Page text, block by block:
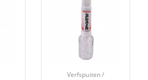
Verfspuiten /